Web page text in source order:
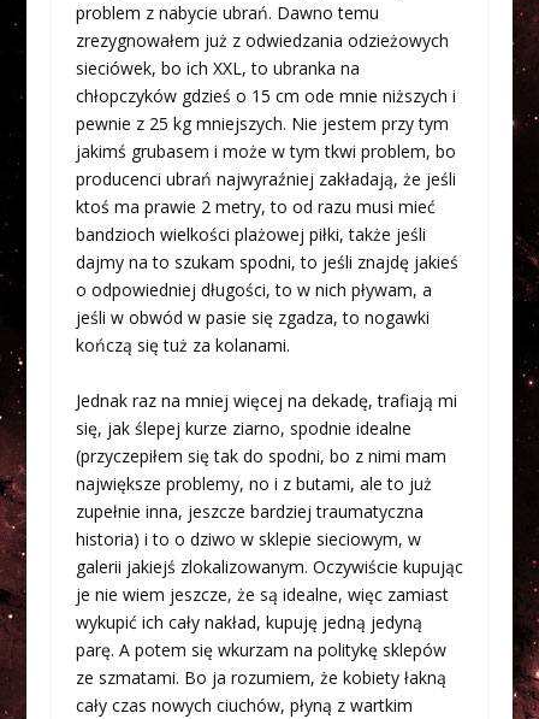
problem z nabycie ubrań. Dawno temu
zrezygnowałem już z odwiedzania odzieżowych
sieciówek, bo ich XXL, to ubranka na
chłopczyków gdzieś o 15 cm ode mnie niższych i
pewnie z 25 kg mniejszych. Nie jestem przy tym
jakimś grubasem i może w tym tkwi problem, bo
producenci ubrań najwyraźniej zakładają, że jeśli
ktoś ma prawie 2 metry, to od razu musi mieć
bandzioch wielkości plażowej piłki, także jeśli
dajmy na to szukam spodni, to jeśli znajdę jakieś
o odpowiedniej długości, to w nich pływam, a
jeśli w obwód w pasie się zgadza, to nogawki
kończą się tuż za kolanami.
Jednak raz na mniej więcej na dekadę, trafiają mi
się, jak ślepej kurze ziarno, spodnie idealne
(przyczepiłem się tak do spodni, bo z nimi mam
największe problemy, no i z butami, ale to już
zupełnie inna, jeszcze bardziej traumatyczna
historia) i to o dziwo w sklepie sieciowym, w
galerii jakiejś zlokalizowanym. Oczywiście kupując
je nie wiem jeszcze, że są idealne, więc zamiast
wykupić ich cały nakład, kupuję jedną jedyną
parę. A potem się wkurzam na politykę sklepów
ze szmatami. Bo ja rozumiem, że kobiety łakną
cały czas nowych ciuchów, płyną z wartkim